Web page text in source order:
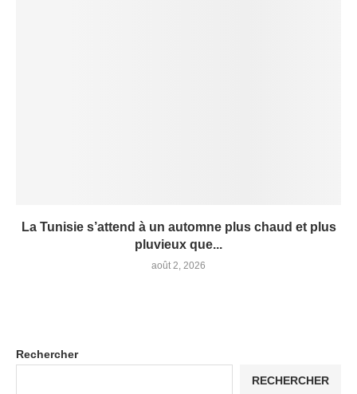
La Tunisie s’attend à un automne plus chaud et plus
pluvieux que...
août 2, 2026
Rechercher
RECHERCHER